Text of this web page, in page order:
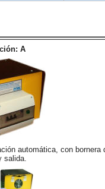
A
automática, con bornera
salida.